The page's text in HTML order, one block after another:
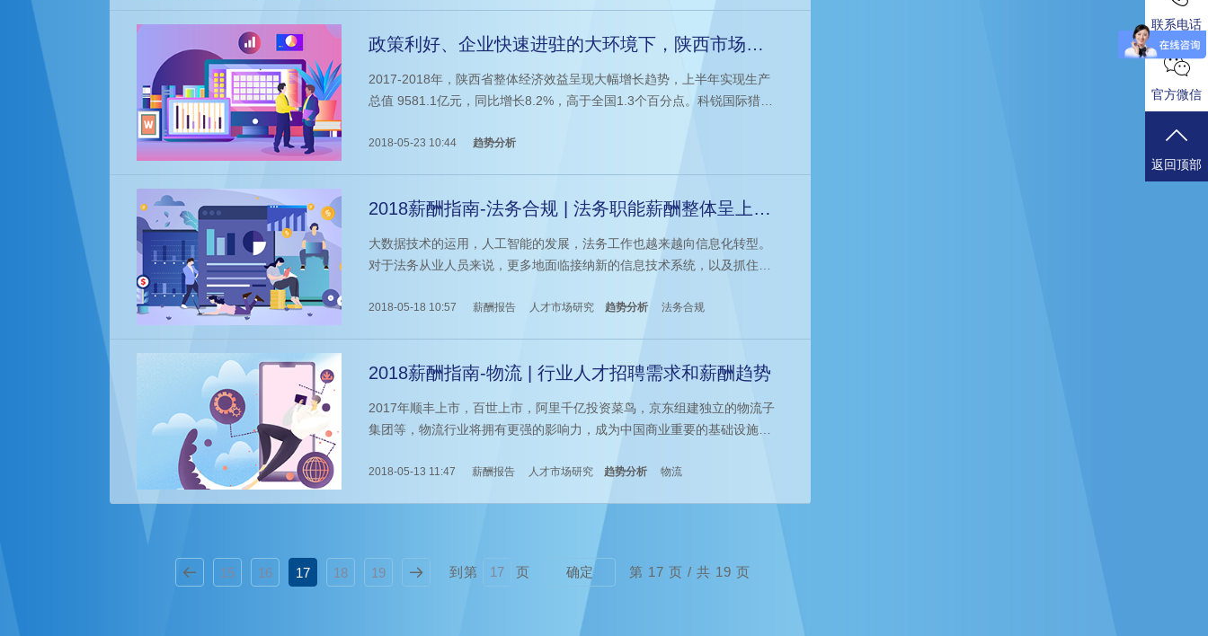
政策利好、企业快速进驻的大环境下，陕西市场上
2017-2018年，陕西省整体经济效益呈现大幅增长趋势，上半年实现生产
总值 9581.1亿元，同比增长8.2%，高于全国1.3个百分点。科锐国际猎头
头招聘时参考。
2018-05-23 10:44 趋势分析
2018薪酬指南-法务合规 | 法务职能薪酬整体呈上涨
大数据技术的运用，人工智能的发展，法务工作也越来越向信息化转型。
对于法务从业人员来说，更多地面临接纳新的信息技术系统，以及抓住新
人才需求会发生什么样的变化？科锐国际猎头公司薪酬报告来解答。
2018-05-18 10:57 薪酬报告 人才市场研究 趋势分析 法务合规
2018薪酬指南-物流 | 行业人才招聘需求和薪酬趋势
2017年顺丰上市，百世上市，阿里千亿投资菜鸟，京东组建独立的物流子
集团等，物流行业将拥有更强的影响力，成为中国商业重要的基础设施之
司发布的薪酬报告对物流行业人才需求和薪酬趋势分析。
2018-05-13 11:47 薪酬报告 人才市场研究 趋势分析 物流
15 16 17 18 19 到第 页 第 17 页 / 共 19 页
联系电话
官方微信
返回顶部